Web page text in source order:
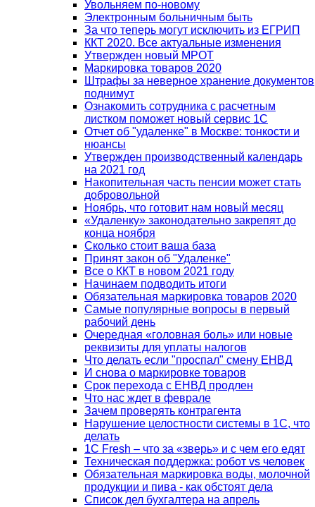
Увольняем по-новому
Электронным больничным быть
За что теперь могут исключить из ЕГРИП
ККТ 2020. Все актуальные изменения
Утвержден новый МРОТ
Маркировка товаров 2020
Штрафы за неверное хранение документов
поднимут
Ознакомить сотрудника с расчетным
листком поможет новый сервис 1С
Отчет об "удаленке" в Москве: тонкости и
нюансы
Утвержден производственный календарь
на 2021 год
Накопительная часть пенсии может стать
добровольной
Ноябрь, что готовит нам новый месяц
«Удаленку» законодательно закрепят до
конца ноября
Сколько стоит ваша база
Принят закон об "Удаленке"
Все о ККТ в новом 2021 году
Начинаем подводить итоги
Обязательная маркировка товаров 2020
Самые популярные вопросы в первый
рабочий день
Очередная «головная боль» или новые
реквизиты для уплаты налогов
Что делать если "проспал" смену ЕНВД
И снова о маркировке товаров
Срок перехода с ЕНВД продлен
Что нас ждет в феврале
Зачем проверять контрагента
Нарушение целостности системы в 1С, что
делать
1С Fresh – что за «зверь» и с чем его едят
Техническая поддержка: робот vs человек
Обязательная маркировка воды, молочной
продукции и пива - как обстоят дела
Список дел бухгалтера на апрель